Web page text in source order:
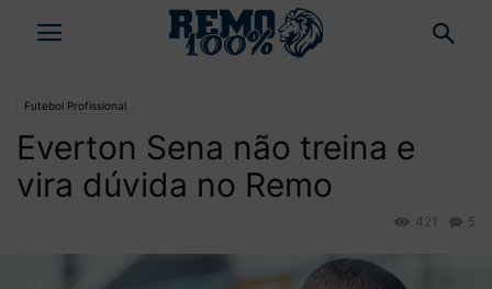
Futebol Profissional
Everton Sena não treina e
vira dúvida no Remo
5
421